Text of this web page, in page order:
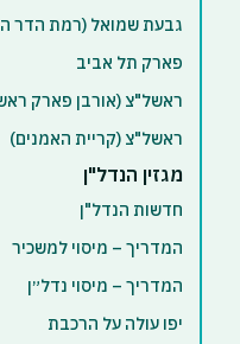
גבעת שמואל (רמת הדר
פארק תל אביב
ראשל"צ (אורבן פארק
ראשל"צ (קריית האמנים)
מגזין הנדל"ן
חדשות הנדל"ן
המדריך – מיסוי למשכיר
המדריך – מיסוי נדל״ן
יפו עולה על הרכבת